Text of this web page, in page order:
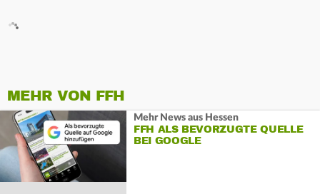
MEHR VON FFH
Mehr News aus Hessen
FFH ALS BEVORZUGTE QUELLE
BEI GOOGLE